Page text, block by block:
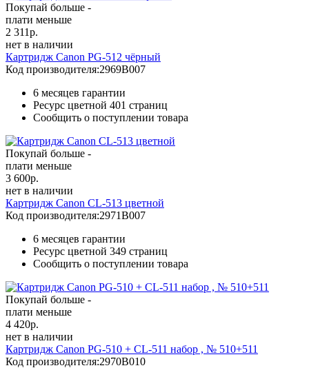
Покупай больше -
плати меньше
2 311р.
нет в наличии
Картридж Canon PG-512 чёрный
Код производителя:2969B007
6 месяцев гарантии
Ресурс цветной 401 страниц
Сообщить о поступлении товара
Покупай больше -
плати меньше
3 600р.
нет в наличии
Картридж Canon CL-513 цветной
Код производителя:2971B007
6 месяцев гарантии
Ресурс цветной 349 страниц
Сообщить о поступлении товара
Покупай больше -
плати меньше
4 420р.
нет в наличии
Картридж Canon PG-510 + CL-511 набор , № 510+511
Код производителя:2970B010